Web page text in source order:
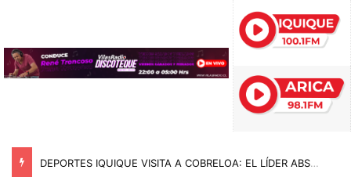
DEPORTES IQUIQUE VISITA A COBRELOA: EL LÍDER ABSOLUTO DE LA LIGA DE ASCENSO 2026